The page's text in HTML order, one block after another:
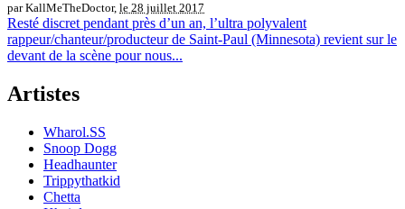
par KallMeTheDoctor, le 28 juillet 2017
Resté discret pendant près d’un an, l’ultra polyvalent
rappeur/chanteur/producteur de Saint-Paul (Minnesota) revient sur le
devant de la scène pour nous...
Artistes
Wharol.SS
Snoop Dogg
Headhaunter
Trippythatkid
Chetta